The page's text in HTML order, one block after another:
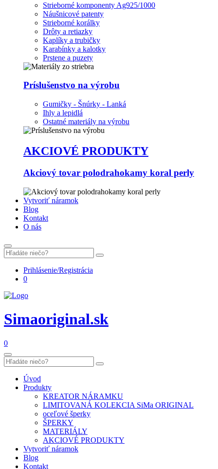
Strieborné komponenty Ag925/1000
Náušnicové patenty
Strieborné korálky
Drôty a retiazky
Kaplíky a trubičky
Karabínky a kalotky
Prstene a puzety
Príslušenstvo na výrobu
Gumičky - Šnúrky - Lanká
Ihly a lepidlá
Ostatné materiály na výrobu
AKCIOVÉ PRODUKTY
Akciový tovar polodrahokamy koral perly
Vytvoriť náramok
Blog
Kontakt
O nás
Prihlásenie/Registrácia
0
Simaoriginal.sk
0
Úvod
Produkty
KREATOR NÁRAMKU
LIMITOVANÁ KOLEKCIA SiMa ORIGINAL
oceľové šperky
ŠPERKY
MATERIÁLY
AKCIOVÉ PRODUKTY
Vytvoriť náramok
Blog
Kontakt